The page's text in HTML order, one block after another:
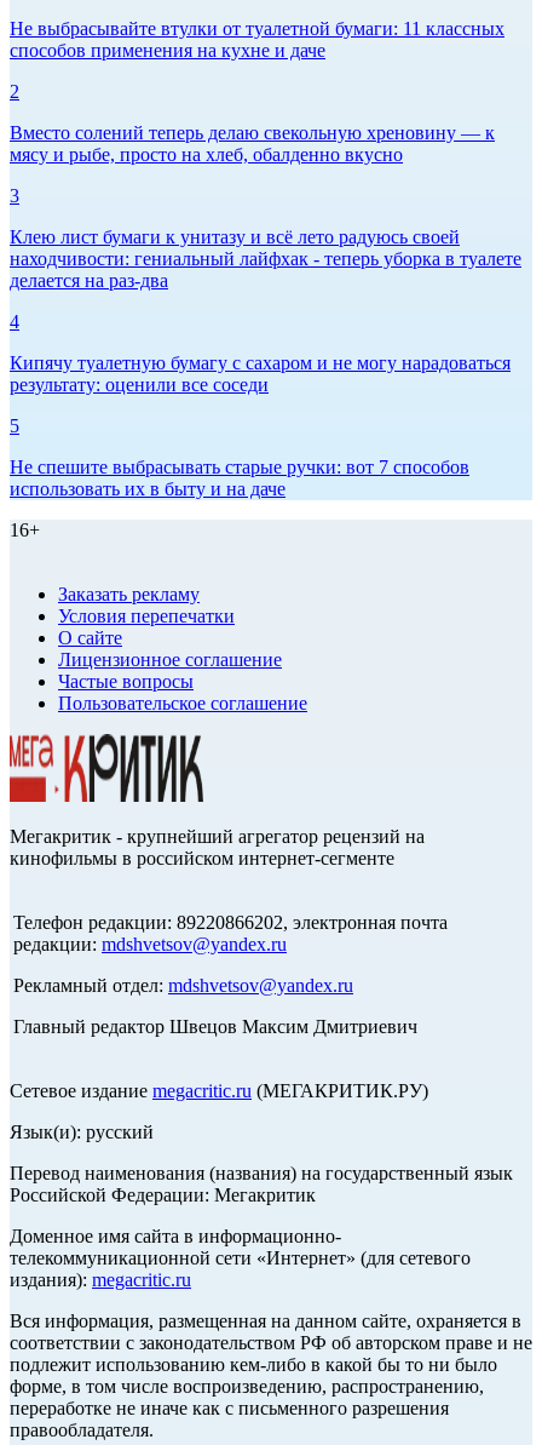
Не выбрасывайте втулки от туалетной бумаги: 11 классных
способов применения на кухне и даче
2
Вместо солений теперь делаю свекольную хреновину — к
мясу и рыбе, просто на хлеб, обалденно вкусно
3
Клею лист бумаги к унитазу и всё лето радуюсь своей
находчивости: гениальный лайфхак - теперь уборка в туалете
делается на раз-два
4
Кипячу туалетную бумагу с сахаром и не могу нарадоваться
результату: оценили все соседи
5
Не спешите выбрасывать старые ручки: вот 7 способов
использовать их в быту и на даче
16+
Заказать рекламу
Условия перепечатки
О сайте
Лицензионное соглашение
Частые вопросы
Пользовательское соглашение
Мегакритик - крупнейший агрегатор рецензий на
кинофильмы в российском интернет-сегменте
Телефон редакции: 89220866202, электронная почта
редакции: mdshvetsov@yandex.ru
Рекламный отдел: mdshvetsov@yandex.ru
Главный редактор Швецов Максим Дмитриевич
Сетевое издание megacritic.ru (МЕГАКРИТИК.РУ)
Язык(и): русский
Перевод наименования (названия) на государственный язык
Российской Федерации: Мегакритик
Доменное имя сайта в информационно-
телекоммуникационной сети «Интернет» (для сетевого
издания): megacritic.ru
Вся информация, размещенная на данном сайте, охраняется в
соответствии с законодательством РФ об авторском праве и не
подлежит использованию кем-либо в какой бы то ни было
форме, в том числе воспроизведению, распространению,
переработке не иначе как с письменного разрешения
правообладателя.